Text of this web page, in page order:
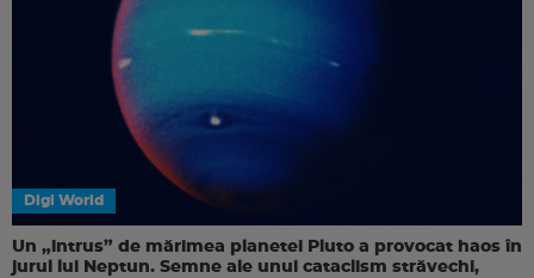
Digi World
Un „intrus” de mărimea planetei Pluto a provocat haos în
jurul lui Neptun. Semne ale unui cataclism străvechi,